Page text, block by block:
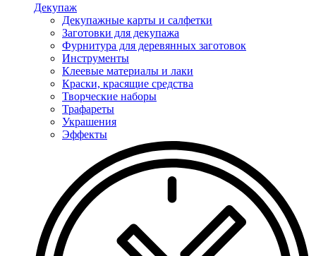
Декупаж
Декупажные карты и салфетки
Заготовки для декупажа
Фурнитура для деревянных заготовок
Инструменты
Клеевые материалы и лаки
Краски, красящие средства
Творческие наборы
Трафареты
Украшения
Эффекты